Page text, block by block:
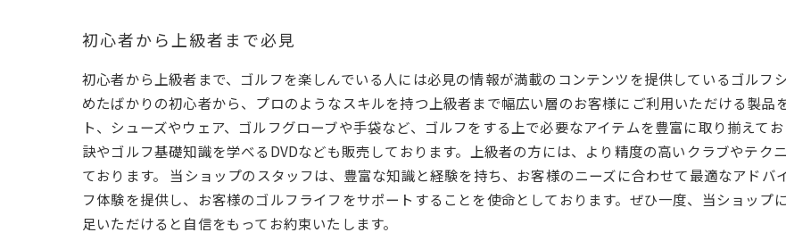
初心者から上級者まで必見
初心者から上級者まで、ゴルフを楽しんでいる人には必見の情報が満載のコンテンツを提供しているゴルフ
めたばかりの初心者から、プロのようなスキルを持つ上級者まで幅広い層のお客様にご利用いただける製品
ト、シューズやウェア、ゴルフグローブや手袋など、ゴルフをする上で必要なアイテムを豊富に取り揃えて
訣やゴルフ基礎知識を学べるDVDなども販売しております。上級者の方には、より精度の高いクラブやテク
ております。 当ショップのスタッフは、豊富な知識と経験を持ち、お客様のニーズに合わせて最適なアド
フ体験を提供し、お客様のゴルフライフをサポートすることを使命としております。ぜひ一度、当ショップ
足いただけると自信をもってお約束いたします。